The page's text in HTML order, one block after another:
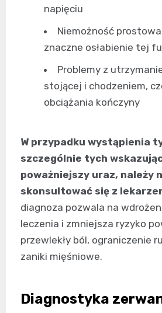
napięciu
Niemożność
znaczne osłabienie tej
Problemy z
stojącej i chodzeniem,
obciążania kończyny
W przypadku wystąpienia
szczególnie tych
poważniejszy uraz, należy
skonsultować się z
diagnoza pozwala na
leczenia i zmniejsza ryzyko
przewlekły ból, ograniczenie
zaniki mięśniowe.
Diagnostyka